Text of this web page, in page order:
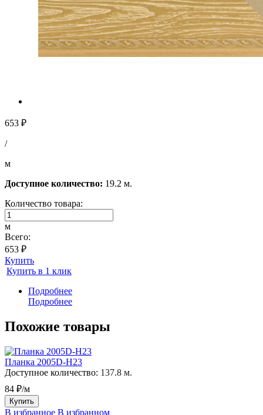
653 ₽
/
м
Доступное количество: 19.2 м.
Количество товара:
м
Всего:
653 ₽
Купить
Купить в 1 клик
Подробнее
Подробнее
Похожие товары
Планка 2005D-H23
Доступное количество: 137.8 м.
84 ₽/м
Купить
В избранное В избранном